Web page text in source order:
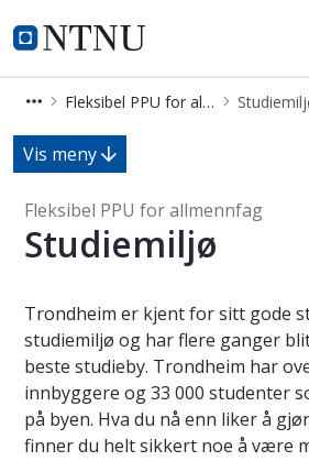
NTNU Hjemmeside
Fleksibel PPU for
Fleksibel PPU for allmennfag
Studiemiljø - Fleksibel
Vis meny
Fleksibel PPU for allmennfag
Studiemiljø
Trondheim er kjent for sitt gode
studiemiljø og har flere ganger
beste studieby. Trondheim har
innbyggere og 33 000 studenter
på byen. Hva du nå enn liker å
finner du helt sikkert noe å være